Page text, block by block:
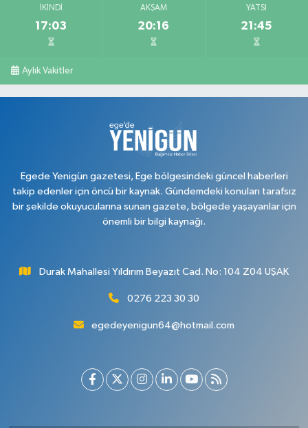
İKINDI
17:03
AKŞAM
20:16
YATSI
21:45
Aylık Vakitler
Egede Yenigün gazetesi, Ege bölgesindeki güncel haberleri
takip edenler için öncü bir kaynak. Gündemdeki konuları tarafsız
bir şekilde okuyucularına sunan gazete, bölgede yaşayanlar için
önemli bir bilgi kaynağı.
Durak Mahallesi Yıldırım Beyazıt Cad. No: 104 Z04 UŞAK
0276 223 30 30
egedeyenigun64@hotmail.com